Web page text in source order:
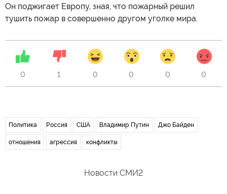
Он поджигает Европу, зная, что пожарный решил
тушить пожар в совершенно другом уголке мира.
0 1 0 0 0 0
Политика Россия США Владимир Путин Джо Байден
отношения агрессия конфликты
Новости СМИ2